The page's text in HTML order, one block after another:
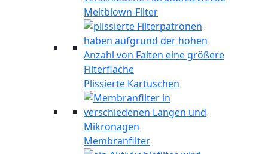
Meltblown-Filter
Plissierte Kartuschen
Membranfilter